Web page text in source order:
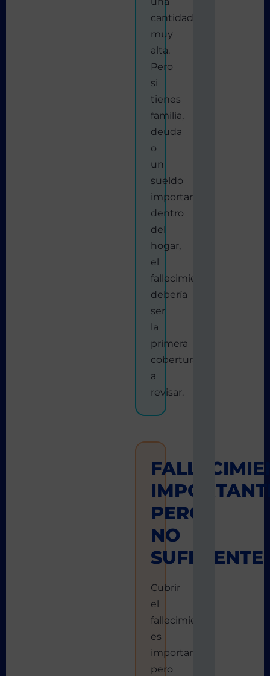
cantidad
muy
alta.
Pero
si
tienes
familia,
deuda
o
un
sueldo
importante
dentro
del
hogar,
el
fallecimiento
debería
ser
la
primera
cobertura
a
revisar.
PERO
NO
SUFICIENTE
Cubrir
el
fallecimiento
es
importante,
pero